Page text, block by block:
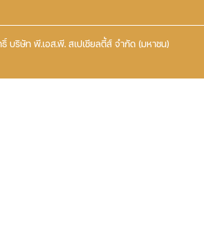
ริษัท พี.เอส.พี. สเปเชียลตี้ส์ จำกัด (มหาชน)